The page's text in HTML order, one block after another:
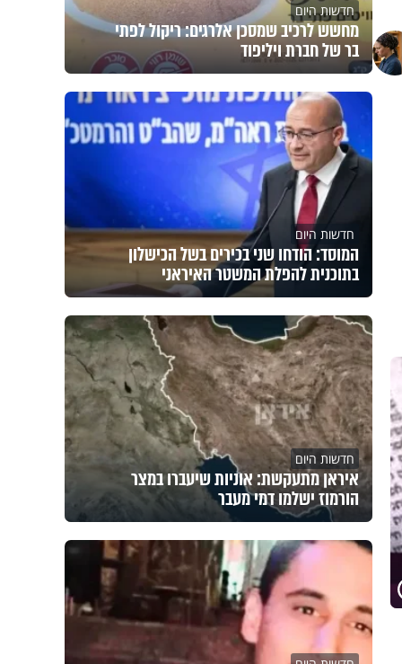
חדשות היום
מחשש לרכיב שמסכן אלרגים: ריקול לפתי
בר של חברת ויליפוד
חדשות היום
המוסד: הודחו שני בכירים בשל הכישלון
בתוכנית להפלת המשטר האיראני
חדשות היום
איראן מתעקשת: אוניות שיעברו במצר
הורמוז ישלמו דמי מעבר